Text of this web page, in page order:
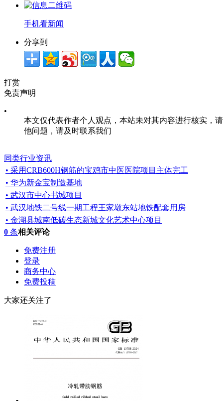
手机看新闻
分享到
打赏
免责声明
•
本文仅代表作者个人观点，本站未对其内容进行核实，
他问题，请及时联系我们
同类行业资讯
• 采用CRB600H钢筋的宝鸡市中医医院项目主体完工
• 华为新金宝制造基地
• 武汉市中心书城项目
• 武汉地铁二号线一期工程王家墩东站地铁配套用房
• 金湖县城南低碳生态新城文化艺术中心项目
0 条相关评论
免费注册
登录
商务中心
免费投稿
大家还关注了